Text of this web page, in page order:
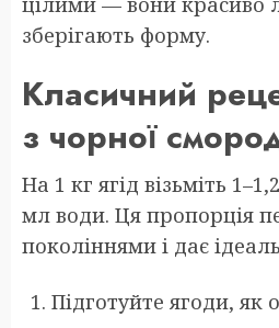
зберігають форму.
Класичний
з чорної
На 1 кг ягід візьміть
мл води. Ця пропорція
поколіннями і дає
Підготуйте ягоди, як